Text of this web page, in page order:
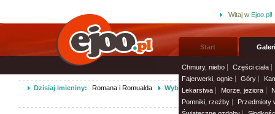
Witaj w Ejoo.pl!
Start
Chmury, niebo
Części ciała
Fajerwerki, ognie
Góry
Lekarstwa
Morze, jeziora
Pomniki, rzeźby
Przedmioty
Dzisiaj imieniny: Romana i Romualda Wybierz życzenia imieninowe i